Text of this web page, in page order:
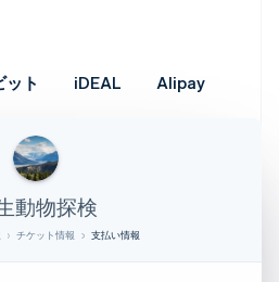
ット iDEAL Alipay
動物探検
チケット情報 支払い情報